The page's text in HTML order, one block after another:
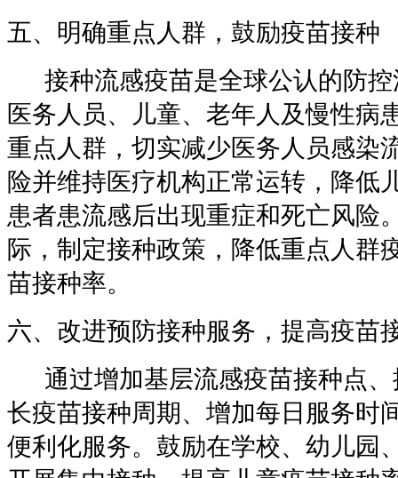
五、明确重点人群，鼓励疫苗接种
接种流感疫苗是全球公认的防控
医务人员、儿童、老年人及慢性病
重点人群，切实减少医务人员感染
险并维持医疗机构正常运转，降低
患者患流感后出现重症和死亡风险
际，制定接种政策，降低重点人群
苗接种率。
六、改进预防接种服务，提高疫苗
通过增加基层流感疫苗接种点、
长疫苗接种周期、增加每日服务时
便利化服务。鼓励在学校、幼儿园